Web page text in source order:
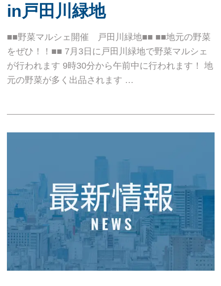
in戸田川緑地
■■野菜マルシェ開催 戸田川緑地■■ ■■地元の野菜
をぜひ！！■■ 7月3日に戸田川緑地で野菜マルシェ
が行われます 9時30分から午前中に行われます！ 地
元の野菜が多く出品されます …